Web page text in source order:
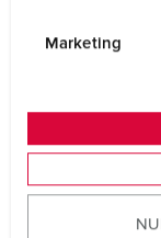
s
u
Marketing